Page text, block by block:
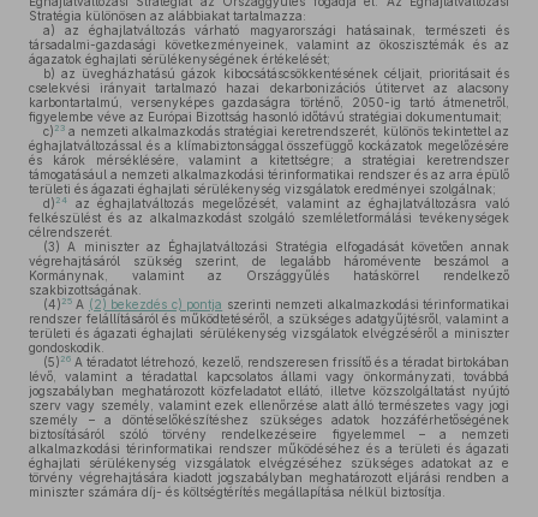
Stratégia különösen az alábbiakat tartalmazza:
a) az éghajlatváltozás várható magyarországi hatásainak, természeti és
társadalmi-gazdasági következményeinek, valamint az ökoszisztémák és az
ágazatok éghajlati sérülékenységének értékelését;
b) az üvegházhatású gázok kibocsátáscsökkentésének céljait, prioritásait és
cselekvési irányait tartalmazó hazai dekarbonizációs útitervet az alacsony
karbontartalmú, versenyképes gazdaságra történő, 2050-ig tartó átmenetről,
figyelembe véve az Európai Bizottság hasonló időtávú stratégiai dokumentumait;
c) 23 a nemzeti alkalmazkodás stratégiai keretrendszerét, különös tekintettel az
éghajlatváltozással és a klímabiztonsággal összefüggő kockázatok megelőzésére
és károk mérséklésére, valamint a kitettségre; a stratégiai keretrendszer
támogatásául a nemzeti alkalmazkodási térinformatikai rendszer és az arra épülő
területi és ágazati éghajlati sérülékenység vizsgálatok eredményei szolgálnak;
d) 24
az éghajlatváltozás megelőzését, valamint az éghajlatváltozásra való
felkészülést és az alkalmazkodást szolgáló szemléletformálási tevékenységek
célrendszerét.
(3) A miniszter az Éghajlatváltozási Stratégia elfogadását követően annak
végrehajtásáról szükség szerint, de legalább háromévente beszámol a
Kormánynak, valamint az Országgyűlés hatáskörrel rendelkező
szakbizottságának.
(4) 25 A (2) bekezdés c) pontja szerinti nemzeti alkalmazkodási térinformatikai
rendszer felállításáról és működtetéséről, a szükséges adatgyűjtésről, valamint a
területi és ágazati éghajlati sérülékenység vizsgálatok elvégzéséről a miniszter
gondoskodik.
(5) 26 A téradatot létrehozó, kezelő, rendszeresen frissítő és a téradat birtokában
lévő, valamint a téradattal kapcsolatos állami vagy önkormányzati, továbbá
jogszabályban meghatározott közfeladatot ellátó, illetve közszolgáltatást nyújtó
szerv vagy személy, valamint ezek ellenőrzése alatt álló természetes vagy jogi
személy – a döntéselőkészítéshez szükséges adatok hozzáférhetőségének
biztosításáról szóló törvény rendelkezéseire figyelemmel – a nemzeti
alkalmazkodási térinformatikai rendszer működéséhez és a területi és ágazati
éghajlati sérülékenység vizsgálatok elvégzéséhez szükséges adatokat az e
törvény végrehajtására kiadott jogszabályban meghatározott eljárási rendben a
miniszter számára díj- és költségtérítés megállapítása nélkül biztosítja.